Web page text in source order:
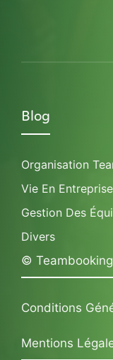
Blog
Organisation
Vie En Entreprise
Gestion Des
Divers
©
Conditions
Mentions